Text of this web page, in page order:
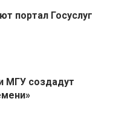
портал Госуслуг
создадут